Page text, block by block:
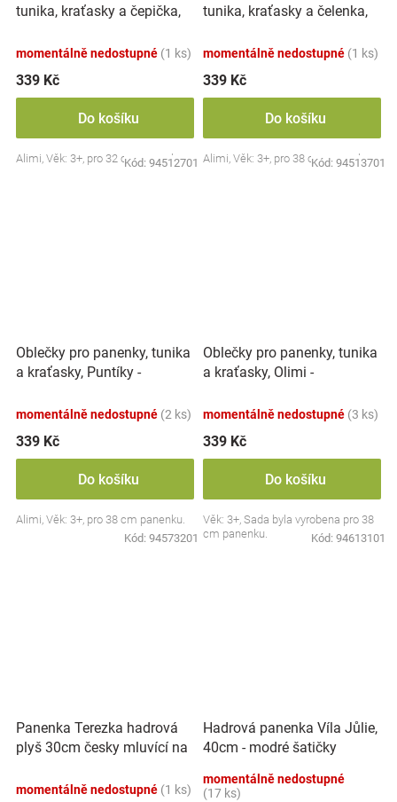
tunika, kraťasky a čepička,
momentálně nedostupné (1 ks)
339 Kč
Do košíku
Alimi, Věk: 3+, pro 32 cm panenku.
Kód: 94512701
tunika, kraťasky a čelenka,
momentálně nedostupné (1 ks)
339 Kč
Do košíku
Alimi, Věk: 3+, pro 38 cm panenku.
Kód: 94513701
Oblečky pro panenky, tunika
a kraťasky, Puntíky -
momentálně nedostupné (2 ks)
339 Kč
Do košíku
Alimi, Věk: 3+, pro 38 cm panenku.
Kód: 94573201
Oblečky pro panenky, tunika
a kraťasky, Olimi -
momentálně nedostupné (3 ks)
339 Kč
Do košíku
Věk: 3+, Sada byla vyrobena pro 38
cm panenku.
Kód: 94613101
Panenka Terezka hadrová
plyš 30cm česky mluvící na
momentálně nedostupné (1 ks)
Hadrová panenka Víla Jůlie,
40cm - modré šatičky
momentálně nedostupné
(17 ks)